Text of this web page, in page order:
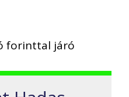
forinttal járó